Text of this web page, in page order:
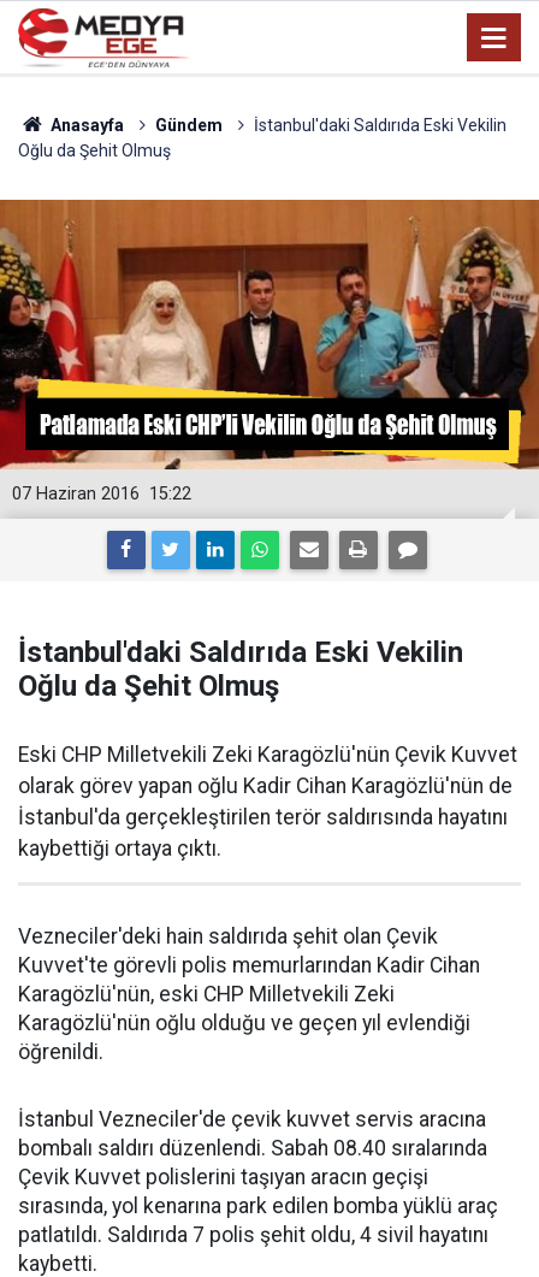
Anasayfa Gündem
İstanbul'daki Saldırıda Eski Vekilin
Oğlu da Şehit Olmuş
15:22
07 Haziran 2016
İstanbul'daki Saldırıda Eski Vekilin
Oğlu da Şehit Olmuş
Eski CHP Milletvekili Zeki Karagözlü'nün Çevik Kuvvet
olarak görev yapan oğlu Kadir Cihan Karagözlü'nün de
İstanbul'da gerçekleştirilen terör saldırısında hayatını
kaybettiği ortaya çıktı.
Vezneciler'deki hain saldırıda şehit olan Çevik
Kuvvet'te görevli polis memurlarından Kadir Cihan
Karagözlü'nün, eski CHP Milletvekili Zeki
Karagözlü'nün oğlu olduğu ve geçen yıl evlendiği
öğrenildi.
İstanbul Vezneciler'de çevik kuvvet servis aracına
bombalı saldırı düzenlendi. Sabah 08.40 sıralarında
Çevik Kuvvet polislerini taşıyan aracın geçişi
sırasında, yol kenarına park edilen bomba yüklü araç
patlatıldı. Saldırıda 7 polis şehit oldu, 4 sivil hayatını
kaybetti.